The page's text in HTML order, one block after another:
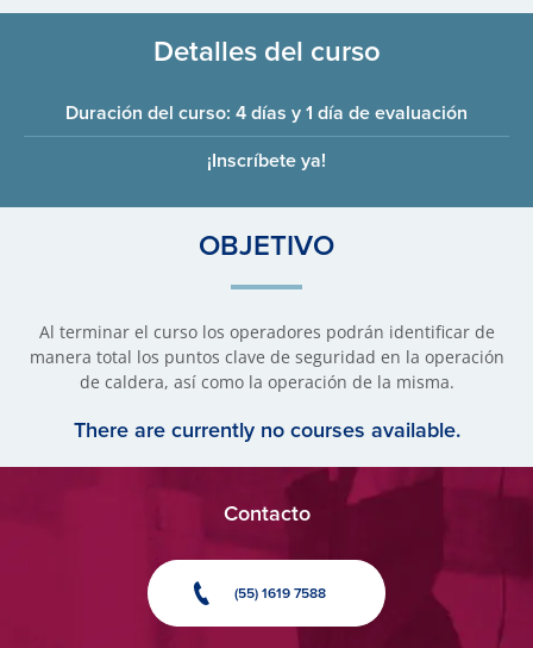
Detalles del curso
Duración del curso: 4 días y 1 día de evaluación
¡Inscríbete ya!
OBJETIVO
Al terminar el curso los operadores podrán identificar de
manera total los puntos clave de seguridad en la operación
de caldera, así como la operación de la misma.
There are currently no courses available.
Contacto
(55) 1619 7588